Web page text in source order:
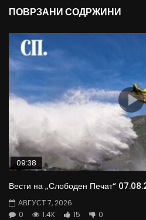
ПОВРЗАНИ СОДРЖИНИ
09:38
Вести на „Слободен Печат“
АВГУСТ 7, 2026
0
1.4K 15 0